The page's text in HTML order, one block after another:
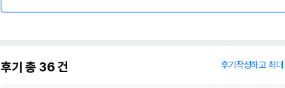
후기 총 36건 후기작성하고 최